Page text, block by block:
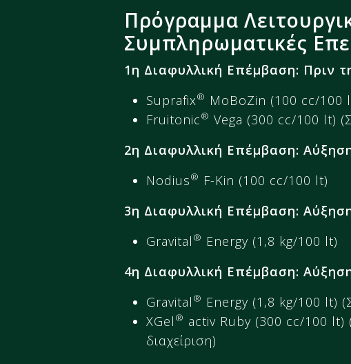
Πρόγραμμα
Συμπληρωματικές
1η Διαφυλλική Επέμβαση: Πριν
Suprafix® MoBoZin (100 cc/100
Fruitonic® Vega (300 cc/100 lt)
2η Διαφυλλική Επέμβαση:
Nodius® F-Kin (100 cc/100 lt)
3η Διαφυλλική Επέμβαση:
Gravital ® Energy (1,8 kg/100 lt)
4η Διαφυλλική Επέμβαση:
Gravital ® Energy (1,8 kg/100 lt)
XGel ® activ Ruby (300 cc/100 lt)
διαχείριση)